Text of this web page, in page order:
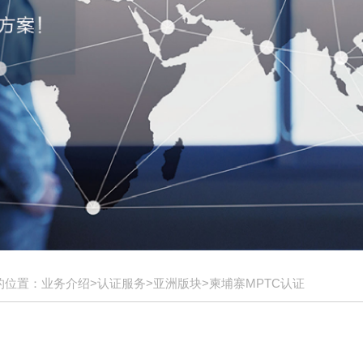
位置：业务介绍>认证服务>亚洲版块>柬埔寨MPTC认证